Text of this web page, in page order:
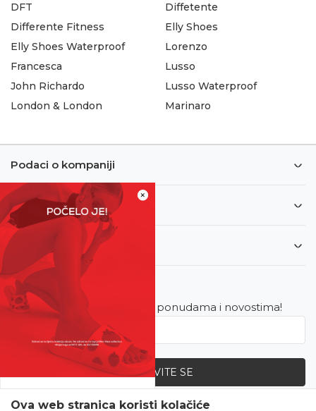
×
SVE UPOLA CIJENE!
DFT
Differente Fitness
Diffetente
Elly Shoes
Elly Shoes Waterproof
Francesca
John Richardo
London & London
Lorenzo
Lusso
Lusso Waterproof
Marinaro
Podaci o kompaniji
Informacije
Korisnički servis
Newsletter
Budite u toku sa najnovijim ponudama i novostima!
PRIJAVITE SE
Ova web stranica koristi kolačiće